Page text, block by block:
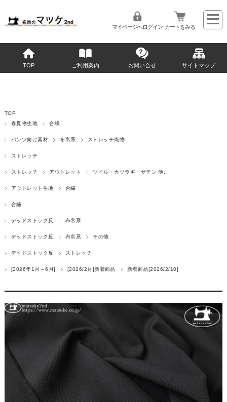
マイページへログイン カートをみる
TOP ご利用案内 お問い合せ サイトマップ
TOP
春夏物生地
合繊
パンツ向け素材 布帛系 ストレッチ織物
ストレッチ
ストレッチ アウトレット ツイル・カツラギ・サテン 他...
アウトレット生地 合繊
合繊
デッドストック反 布帛系
デッドストック反 布帛系 その他
デッドストック反 ストレッチ
[2026年1月～6月] [2026/2月]新着商品 新着商品[2026/2/10]